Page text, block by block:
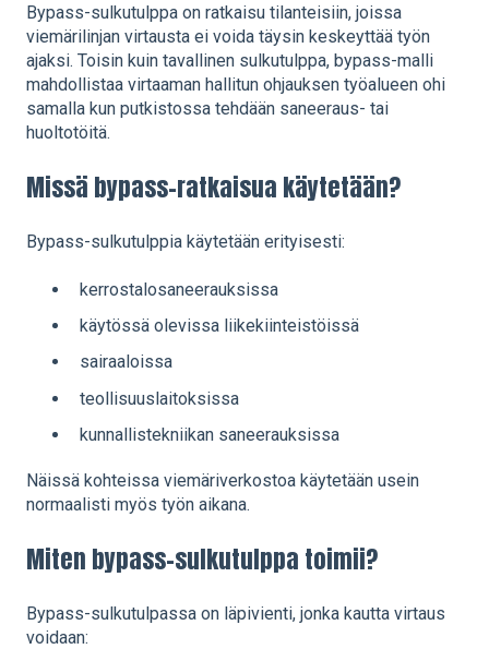
Bypass-sulkutulppa on ratkaisu tilanteisiin, joissa
viemärilinjan virtausta ei voida täysin keskeyttää työn
ajaksi. Toisin kuin tavallinen sulkutulppa, bypass-malli
mahdollistaa virtaaman hallitun ohjauksen työalueen ohi
samalla kun putkistossa tehdään saneeraus- tai
huoltotöitä.
Missä bypass-ratkaisua käytetään?
Bypass-sulkutulppia käytetään erityisesti:
kerrostalosaneerauksissa
käytössä olevissa liikekiinteistöissä
sairaaloissa
teollisuuslaitoksissa
kunnallistekniikan saneerauksissa
Näissä kohteissa viemäriverkostoa käytetään usein
normaalisti myös työn aikana.
Miten bypass-sulkutulppa toimii?
Bypass-sulkutulpassa on läpivienti, jonka kautta virtaus
voidaan: